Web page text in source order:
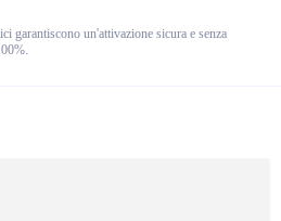
garantiscono un'attivazione sicura e senza